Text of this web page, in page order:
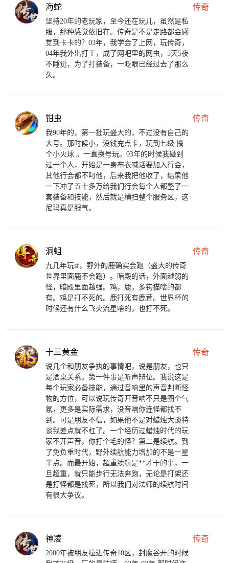
海蛇 传奇
坚持20年的老玩家，至今还在玩儿，虽然是私
服，那种感觉依旧在。传奇是不是走路都会感
觉到卡卡的？03年，我学会了上网，玩传奇，
04年我外出打工，成了网吧里的网虫，5天5夜
不睡觉，为了打装备，一眨眼已经过去了那么
久。
钳虫 传奇
我90年的，第一批玩盛大的，不过没有自己的
大号。那时候小，没钱充点卡，玩到七级 搞
个小火球 。一直换号玩。03年的时候我碰到
过一个人，开始是一身布衣喊话要加入行会，
其他行会都不叼他，后来我把他收了，结果他
一下冲了五十多万给我们行会每个人都整了一
套装备和技能，然后就是横扫整个服务区，这
尼玛真是服气。
洞蛆 传奇
九几年玩sf，野外的鹿确实会跑（盛大的传奇
世界里面鹿不会跑）。暗殿的话，外面越弱的
怪，暗殿里面越强。鸡，鹿，多钩猫啥的都
有。鸡是打不死的。鹿打死有鹿茸。世界杯的
时候还有什么飞火流星啥的，也打不死。
十三黄金 传奇
说几个和朋友争执的事情吧，说是朋友，也只
是酒桌关系。第一件事是听声辩位。我说这是
每个玩家必备技能，通过音响里的声音判断怪
物的方位，可以说玩传奇开音响不只是图个气
氛，更多是实际需求，没音响你连怪都找不
到。可是朋友不信，如果他不是对蜡烛大谈特
谈我差点就不杠了。一个经历过蜡烛时代的玩
家不开声音，你打个毛的怪？第二是续航。到
了免负重时代，野外续航能力增加的不是一星
半点。而最开始，超重续航是**才干的事，一
旦超重，就只能步行无法奔跑，无论是打架还
是打怪都是找死，所以我们对法师的续航时间
有很大争议。
神凌 传奇
2000年被朋友拉进传奇10区，封魔谷开的时候